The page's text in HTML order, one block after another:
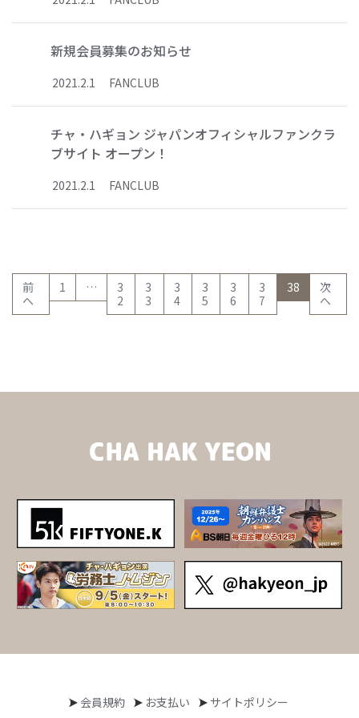
新規会員募集のお知らせ
2021.2.1 FANCLUB
チャ・ハギョン ジャパンオフィシャルファンクラ
ブサイト オープン！
2021.2.1 FANCLUB
前
へ
1 …
3
2
3
3
3
4
3
5
3
6
3
7
38 (current)
次
へ
会員規約 お支払い サイトポリシー